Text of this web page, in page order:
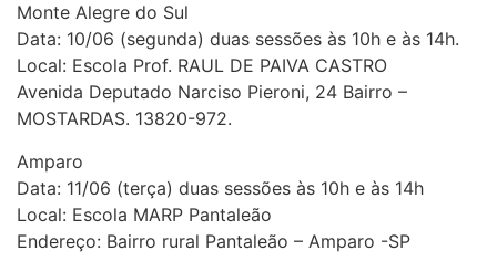
Monte Alegre do Sul
Data: 10/06 (segunda) duas sessões às 10h e às 14h.
Local: Escola Prof. RAUL DE PAIVA CASTRO
Avenida Deputado Narciso Pieroni, 24 Bairro –
MOSTARDAS. 13820-972.
Amparo
Data: 11/06 (terça) duas sessões às 10h e às 14h
Local: Escola MARP Pantaleão
Endereço: Bairro rural Pantaleão – Amparo -SP